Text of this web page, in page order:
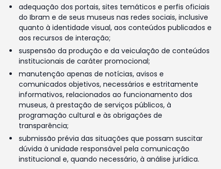
adequação dos portais, sites temáticos e perfis oficiais
do Ibram e de seus museus nas redes sociais, inclusive
quanto à identidade visual, aos conteúdos publicados e
aos recursos de interação;
suspensão da produção e da veiculação de conteúdos
institucionais de caráter promocional;
manutenção apenas de notícias, avisos e
comunicados objetivos, necessários e estritamente
informativos, relacionados ao funcionamento dos
museus, à prestação de serviços públicos, à
programação cultural e às obrigações de
transparência;
submissão prévia das situações que possam suscitar
dúvida à unidade responsável pela comunicação
institucional e, quando necessário, à análise jurídica.